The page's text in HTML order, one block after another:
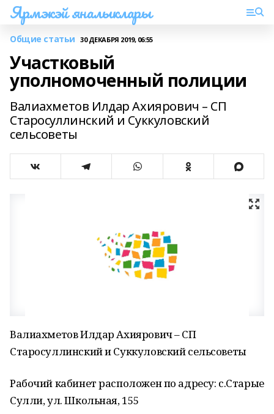
Ярмэкэй яналыклары
Общие статьи 30 ДЕКАБРЯ 2019, 06:55
Участковый
уполномоченный полиции
Валиахметов Илдар Ахиярович – СП
Старосуллинский и Суккуловский
сельсоветы
Валиахметов Илдар Ахиярович – СП
Старосуллинский и Суккуловский сельсоветы
Рабочий кабинет расположен по адресу: с.Старые
Сулли, ул. Школьная, 155